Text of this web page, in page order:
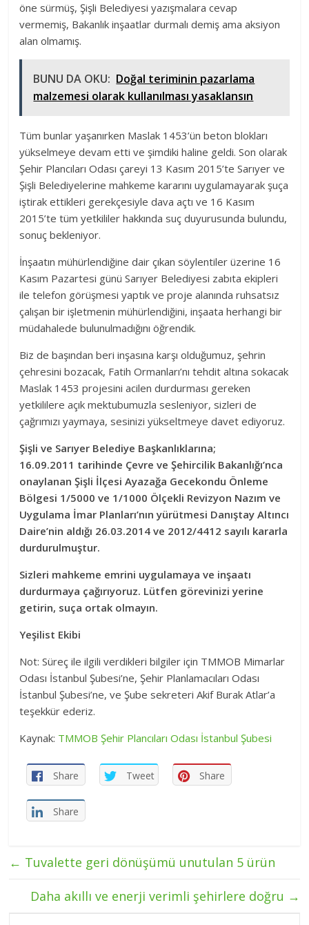
öne sürmüş, Şişli Belediyesi yazışmalara cevap
vermemiş, Bakanlık inşaatlar durmalı demiş ama aksiyon
alan olmamış.
BUNU DA OKU: Doğal teriminin pazarlama
malzemesi olarak kullanılması yasaklansın
Tüm bunlar yaşanırken Maslak 1453’ün beton blokları
yükselmeye devam etti ve şimdiki haline geldi. Son olarak
Şehir Plancıları Odası çareyi 13 Kasım 2015’te Sarıyer ve
Şişli Belediyelerine mahkeme kararını uygulamayarak şuça
iştirak ettikleri gerekçesiyle dava açtı ve 16 Kasım
2015’te tüm yetkililer hakkında suç duyurusunda bulundu,
sonuç bekleniyor.
İnşaatın mühürlendiğine dair çıkan söylentiler üzerine 16
Kasım Pazartesi günü Sarıyer Belediyesi zabıta ekipleri
ile telefon görüşmesi yaptık ve proje alanında ruhsatsız
çalışan bir işletmenin mühürlendiğini, inşaata herhangi bir
müdahalede bulunulmadığını öğrendik.
Biz de başından beri inşasına karşı olduğumuz, şehrin
çehresini bozacak, Fatih Ormanları’nı tehdit altına sokacak
Maslak 1453 projesini acilen durdurması gereken
yetkililere açık mektubumuzla sesleniyor, sizleri de
çağrımızı yaymaya, sesinizi yükseltmeye davet ediyoruz.
Şişli ve Sarıyer Belediye Başkanlıklarına;
16.09.2011 tarihinde Çevre ve Şehircilik Bakanlığı’nca
onaylanan Şişli İlçesi Ayazağa Gecekondu Önleme
Bölgesi 1/5000 ve 1/1000 Ölçekli Revizyon Nazım ve
Uygulama İmar Planları’nın yürütmesi Danıştay Altıncı
Daire’nin aldığı 26.03.2014 ve 2012/4412 sayılı kararla
durdurulmuştur.
Sizleri mahkeme emrini uygulamaya ve inşaatı
durdurmaya çağırıyoruz. Lütfen görevinizi yerine
getirin, suça ortak olmayın.
Yeşilist Ekibi
Not: Süreç ile ilgili verdikleri bilgiler için TMMOB Mimarlar
Odası İstanbul Şubesi’ne, Şehir Planlamacıları Odası
İstanbul Şubesi’ne, ve Şube sekreteri Akif Burak Atlar’a
teşekkür ederiz.
Kaynak: TMMOB Şehir Plancıları Odası İstanbul Şubesi
Share Tweet Share
Share
← Tuvalette geri dönüşümü unutulan 5 ürün
Daha akıllı ve enerji verimli şehirlere doğru →